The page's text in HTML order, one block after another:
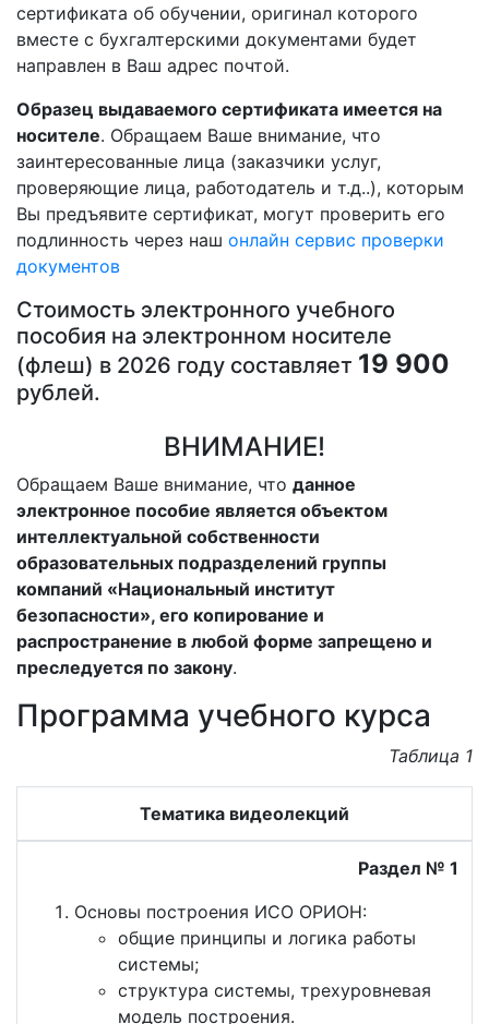
сертификата об обучении, оригинал которого
вместе с бухгалтерскими документами будет
направлен в Ваш адрес почтой.
Образец выдаваемого сертификата имеется на
носителе. Обращаем Ваше внимание, что
заинтересованные лица (заказчики услуг,
проверяющие лица, работодатель и т.д..), которым
Вы предъявите сертификат, могут проверить его
подлинность через наш онлайн сервис проверки
документов
Стоимость электронного учебного
пособия на электронном носителе
(флеш) в 2026 году составляет 19 900
рублей.
ВНИМАНИЕ!
Обращаем Ваше внимание, что данное
электронное пособие является объектом
интеллектуальной собственности
образовательных подразделений группы
компаний «Национальный институт
безопасности», его копирование и
распространение в любой форме запрещено и
преследуется по закону.
Программа учебного курса
Таблица 1
Тематика видеолекций
Раздел № 1
Основы построения ИСО ОРИОН:
общие принципы и логика работы
системы;
структура системы, трехуровневая
модель построения.